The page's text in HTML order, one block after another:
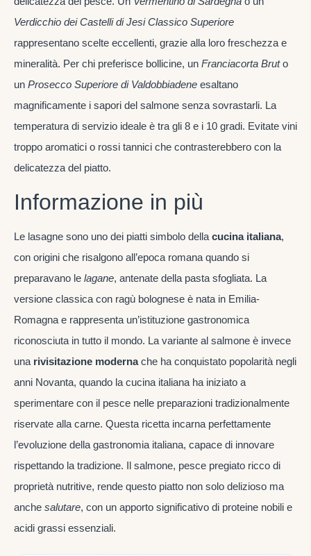
Verdicchio dei Castelli di Jesi Classico Superiore
rappresentano scelte eccellenti, grazie alla loro freschezza e
mineralità. Per chi preferisce bollicine, un Franciacorta Bruto
un Prosecco Superiore di Valdobbiadene esaltano
magnificamente i sapori del salmone senza sovrastarli. La
temperatura di servizio ideale è tra gli 8 e i 10 gradi. Evitate vini
troppo aromatici o rossi tannici che contrasterebbero con la
delicatezza del piatto.
Informazione in più
Le lasagne sono uno dei piatti simbolo della cucina italiana,
con origini che risalgono all’epoca romana quando si
preparavano le lagane, antenate della pasta sfogliata. La
versione classica con ragù bolognese è nata in Emilia-
Romagna e rappresenta un’istituzione gastronomica
riconosciuta in tutto il mondo. La variante al salmone è invece
una rivisitazione modernache ha conquistato popolarità negli
anni Novanta, quando la cucina italiana ha iniziato a
sperimentare con il pesce nelle preparazioni tradizionalmente
riservate alla carne. Questa ricetta incarna perfettamente
l’evoluzione della gastronomia italiana, capace di innovare
rispettando la tradizione. Il salmone, pesce pregiato ricco di
proprietà nutritive, rende questo piatto non solo delizioso ma
anche salutare, con un apporto significativo di proteine nobili e
acidi grassi essenziali.